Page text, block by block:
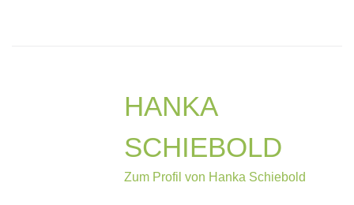
HANKA
SCHIEBOLD
Zum Profil von Hanka Schiebold